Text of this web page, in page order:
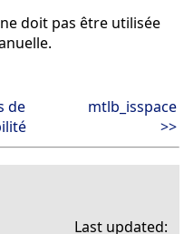
ne doit pas être utilisée
de
mtlb_isspace
>>
Last updated: